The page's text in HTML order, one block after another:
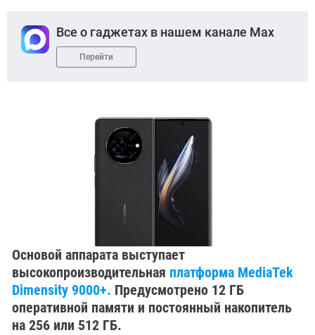
Все о гаджетах в нашем канале Max
Перейти
Основой аппарата выступает
высокопроизводительная платформа MediaTek
Dimensity 9000+. Предусмотрено 12 ГБ
оперативной памяти и постоянный накопитель
на 256 или 512 ГБ.